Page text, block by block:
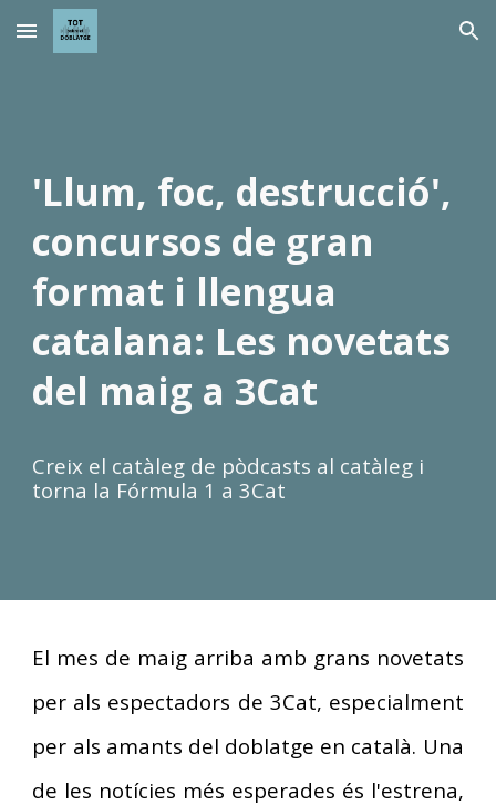
Skip to main content Skip to navigation
'Llum, foc, destrucció',
concursos de gran
format i llengua
catalana: Les novetats
del maig a 3Cat
Creix el catàleg de pòdcasts al catàleg i
torna la Fórmula 1 a 3Cat
El mes de maig arriba amb grans novetats
per als espectadors de 3Cat, especialment
per als amants del doblatge en català. Una
de les notícies més esperades és l'estrena,